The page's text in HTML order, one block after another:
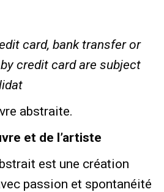
card, bank transfer or
credit card are subject
abstraite.
et de l’artiste
est une création
passion et spontanéité